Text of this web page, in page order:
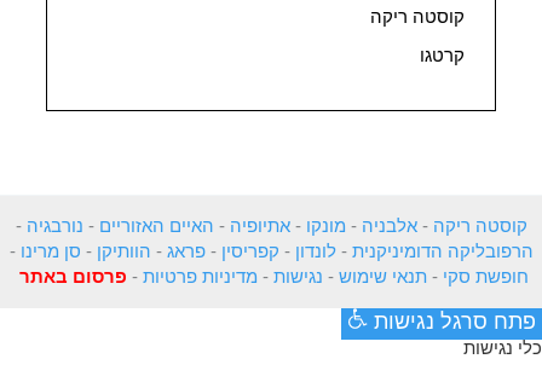
קוסטה ריקה
קרטגו
קוסטה ריקה -אלבניה - מונקו -אתיופיה - האיים האזוריים - נורבגיה -
הרפובליקה הדומיניקנית -לונדון - קפריסין -פראג - הוותיקן - סן מרינו -
חופשת סקי -תנאי שימוש - נגישות - מדיניות פרטיות - פרסום באתר
פתח סרגל נגישות
כלי נגישות